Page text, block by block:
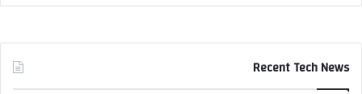
Recent Tech News